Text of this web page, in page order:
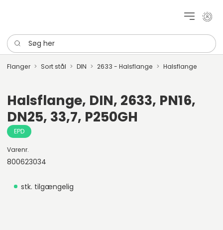
Mit
Søg her
Flanger Sort stål DIN 2633 - Halsflange Halsflange
Halsflange, DIN, 2633, PN16,
DN25, 33,7, P250GH
EPD
Varenr.
800623034
stk. tilgængelig